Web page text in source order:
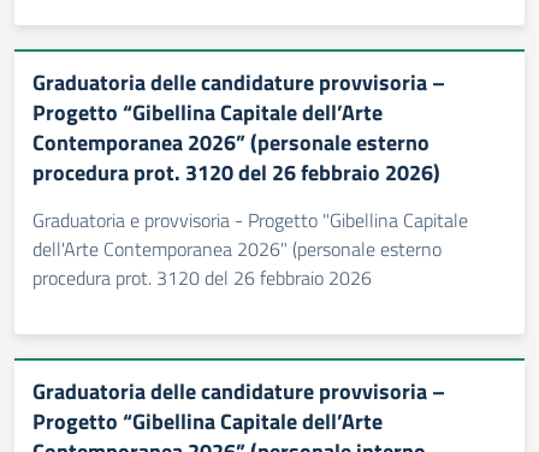
Graduatoria delle candidature provvisoria –
Progetto “Gibellina Capitale dell’Arte
Contemporanea 2026” (personale esterno
procedura prot. 3120 del 26 febbraio 2026)
Graduatoria e provvisoria - Progetto "Gibellina Capitale
dell'Arte Contemporanea 2026" (personale esterno
procedura prot. 3120 del 26 febbraio 2026
Graduatoria delle candidature provvisoria –
Progetto “Gibellina Capitale dell’Arte